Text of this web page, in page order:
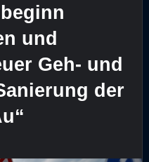
und
Geh- und
der